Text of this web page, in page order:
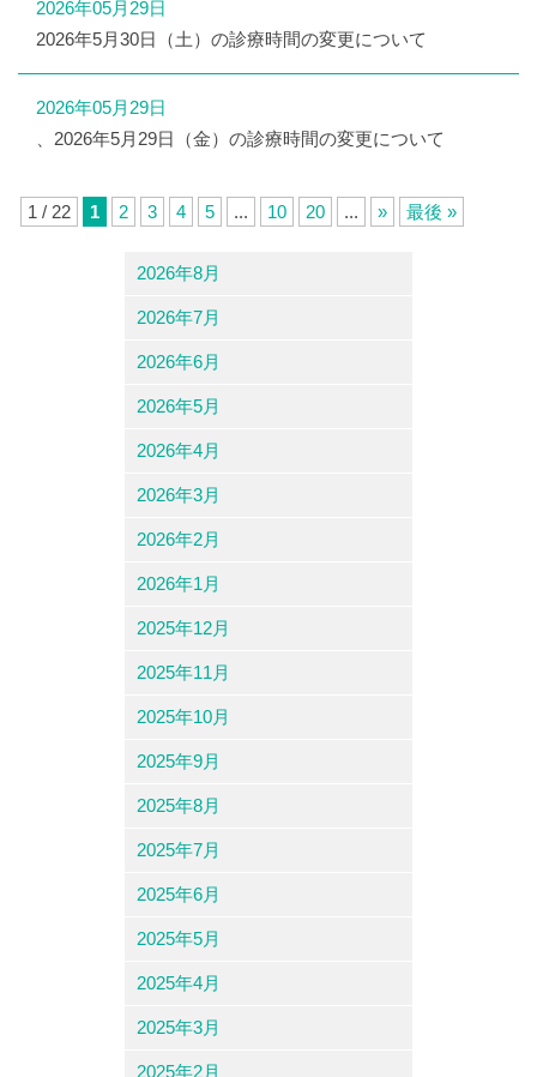
2026年05月29日
2026年5月30日（土）の診療時間の変更について
2026年05月29日
、2026年5月29日（金）の診療時間の変更について
1 / 22 1 2 3 4 5 ... 10 20 ... » 最後 »
2026年8月
2026年7月
2026年6月
2026年5月
2026年4月
2026年3月
2026年2月
2026年1月
2025年12月
2025年11月
2025年10月
2025年9月
2025年8月
2025年7月
2025年6月
2025年5月
2025年4月
2025年3月
2025年2月